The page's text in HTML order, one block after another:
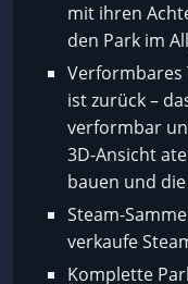
mit ihren
den Park im
Verformbares
ist zurück –
verformbar
3D-Ansicht
bauen und
Steam-
verkaufe
Komplette